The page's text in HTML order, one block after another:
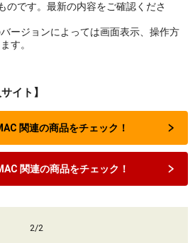
のです。最新の内容をご確認くださ
ージョンによっては画面表示、操作方
す。
イト】
関連の商品をチェック！
関連の商品をチェック！
2/2